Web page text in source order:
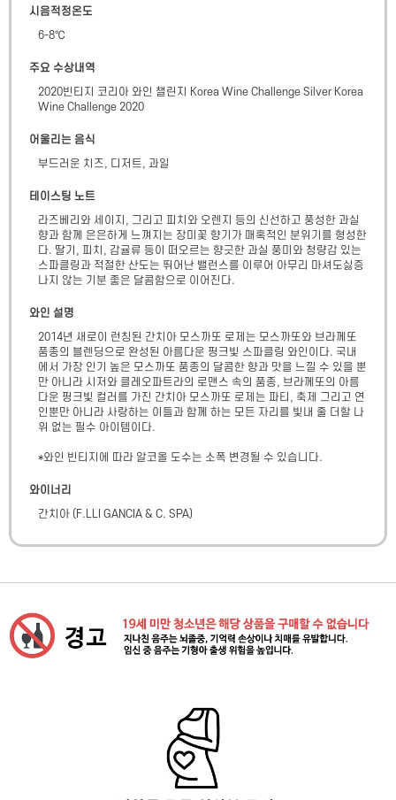
시음적정온도
6-8℃
주요 수상내역
2020빈티지 코리아 와인 챌린지 Korea Wine Challenge Silver Korea
Wine Challenge 2020
어울리는 음식
부드러운 치즈, 디저트, 과일
테이스팅 노트
라즈베리와 세이지, 그리고 피치와 오렌지 등의 신선하고 풍성한 과실
향과 함께 은은하게 느껴지는 장미꽃 향기가 매혹적인 분위기를 형성한
다. 딸기, 피치, 감귤류 등이 떠오르는 향긋한 과실 풍미와 청량감 있는
스파클링과 적절한 산도는 뛰어난 밸런스를 이루어 아무리 마셔도싫증
나지 않는 기분 좋은 달콤함으로 이어진다.
와인 설명
2014년 새로이 런칭된 간치아 모스까또 로제는 모스까또와 브라께또
품종의 블렌딩으로 완성된 아름다운 핑크빛 스파클링 와인이다. 국내
에서 가장 인기 높은 모스까또 품종의 달콤한 향과 맛을 느낄 수 있을 뿐
만 아니라 시저와 클레오파트라의 로맨스 속의 품종, 브라께또의 아름
다운 핑크빛 컬러를 가진 간치아 모스까또 로제는 파티, 축제 그리고 연
인뿐만 아니라 사랑하는 이들과 함께 하는 모든 자리를 빛내 줄 더할 나
위 없는 필수 아이템이다.
*와인 빈티지에 따라 알코올 도수는 소폭 변경될 수 있습니다.
와이너리
간치아 ( F.LLI GANCIA & C. SPA)